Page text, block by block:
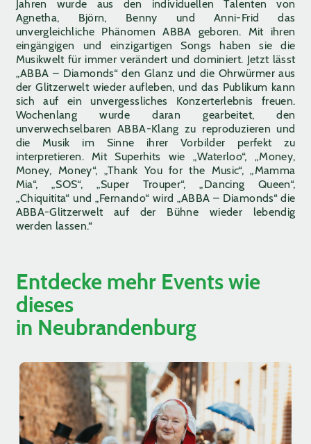
Jahren wurde aus den individuellen Talenten von
Agnetha, Björn, Benny und Anni-Frid das
unvergleichliche Phänomen ABBA geboren. Mit ihren
eingängigen und einzigartigen Songs haben sie die
Musikwelt für immer verändert und dominiert. Jetzt lässt
„ABBA – Diamonds“ den Glanz und die Ohrwürmer aus
der Glitzerwelt wieder aufleben, und das Publikum kann
sich auf ein unvergessliches Konzerterlebnis freuen.
Wochenlang wurde daran gearbeitet, den
unverwechselbaren ABBA-Klang zu reproduzieren und
die Musik im Sinne ihrer Vorbilder perfekt zu
interpretieren. Mit Superhits wie „Waterloo“, „Money,
Money, Money“, „Thank You for the Music“, „Mamma
Mia“, „SOS“, „Super Trouper“, „Dancing Queen“,
„Chiquitita“ und „Fernando“ wird „ABBA – Diamonds“ die
ABBA-Glitzerwelt auf der Bühne wieder lebendig
werden lassen.“
Entdecke mehr Events wie
dieses
in Neubrandenburg